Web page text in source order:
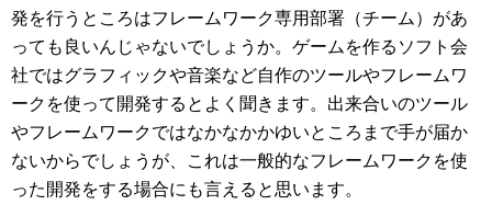
発を行うところはフレームワーク専用部署（チーム）があ
っても良いんじゃないでしょうか。ゲームを作るソフト会
社ではグラフィックや音楽など自作のツールやフレームワ
ークを使って開発するとよく聞きます。出来合いのツール
やフレームワークではなかなかかゆいところまで手が届か
ないからでしょうが、これは一般的なフレームワークを使
った開発をする場合にも言えると思います。